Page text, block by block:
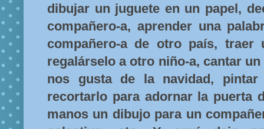
dibujar un juguete en un papel,
compañero-a, aprender una
compañero-a de otro país, traer
regalárselo a otro niño-a, cantar
nos gusta de la navidad,
recortarlo para adornar la puerta
manos un dibujo para un